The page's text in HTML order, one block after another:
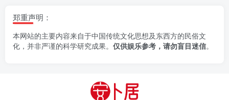
郑重声明：
本网站的主要内容来自于中国传统文化思想及东西方的民俗文
化，并非严谨的科学研究成果。 仅供娱乐参考，请勿盲目迷信。